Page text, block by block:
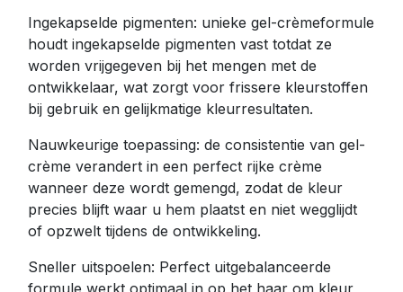
Ingekapselde pigmenten: unieke gel-crèmeformule
houdt ingekapselde pigmenten vast totdat ze
worden vrijgegeven bij het mengen met de
ontwikkelaar, wat zorgt voor frissere kleurstoffen
bij gebruik en gelijkmatige kleurresultaten.
Nauwkeurige toepassing: de consistentie van gel-
crème verandert in een perfect rijke crème
wanneer deze wordt gemengd, zodat de kleur
precies blijft waar u hem plaatst en niet wegglijdt
of opzwelt tijdens de ontwikkeling.
Sneller uitspoelen: Perfect uitgebalanceerde